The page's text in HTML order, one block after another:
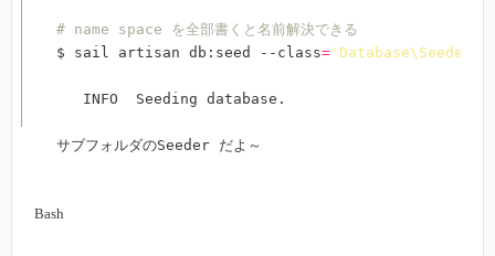
# name space を全部書くと名前解決できる
$ sail artisan db:seed --class=
   INFO  Seeding database.
サブフォルダのSeeder だよ～
Bash